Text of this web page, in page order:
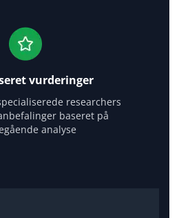
vurderinger
researchers
baseret på
analyse